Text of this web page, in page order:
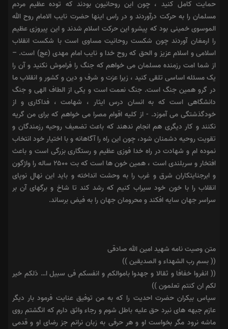
حمایت کامل کنید ، چون این روحانیون بودند که توده عظیم مردم
مسلمان را به حرکت درآوردند و در راس اینها حضرت نایب الامام روح الله
الموسوى خمینى بود که پیشرو این حرکت اسلام شدند و این پیروزى عظیم
را ارمغان آوردند چون شکست روحانیت مساوى است با شکست انقلاب
اسلامى و اسلام عزیز و الحق که روح خدا و نایب امام مهدى (عج) است. –
از شما امت رزمنده مسلمان مى خواهم که جنگ را فراموش نکنید و آن را
یک مسئله اساسى تلقى کنید ، زیرا عزت و شرف و دین و کشور و انقلاب ما
در گرو همین جنگ است. جنگ نعمت است و یکى از الطاف الهى و جنگ
دانشگاهى است که به انسان درس ایثار ، شهامت ، فداکارى و از
خودگذشتگى مى آموزد. ‏- از کلیه اقوام مصرا مى خواهم که براى من گریه
نکنند و کار دیگرى هم انجام ندهند که باعث تضعیف روحیه رزمندگان و
تقویت روحیه دشمنان شود، چون این راه را آگاهانه و با اختیار خود انتخاب
نموده ام و شهادت در راه خدا فوزى عظیم و رستگارى بزرگى است و باعث
افتخار و سربلندى است ، همین خون ها است که بت ۲۵۰۰ ساله را واژگون
و ابرجنایتکاران شرق و غرب را به وحشت انداخته و باید این نهال نوپاى
انقلاب را با خون خود سیراب کنیم که رشد کند تا شاخ و برگهاى آن بر
سراسر جهان سایه افکند و محرومان جهان را به فیض برساند.
متن وصیت نامه شهید امین الله صادقی
(( بسم رب الشهداء و الصدیقین ))‎
‏(( انفروا خفافا و ثقالا و جهدوا باموالکم و انفسکم فى سبیل ا… ذلکم خیر
لکم ان کنتم تعلمون ))‎
‏سپاس بیکران حضرت احدیت را که به من توفیق عنایت فرمود بار دیگر
عازم جبهه هاى نبرد حق علیه باطل شوم و رجاء واثق دارم که انگشتم روى
ماشه نرود مگر بخواست او و هر حرفى به زبان نرانم جز رضاى او و قدمى